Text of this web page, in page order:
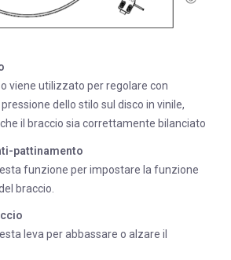
viene utilizzato per regolare con
dello stilo sul disco in vinile,
il braccio sia correttamente bilanciato
pattinamento
funzione per impostare la funzione
braccio.
leva per abbassare o alzare il